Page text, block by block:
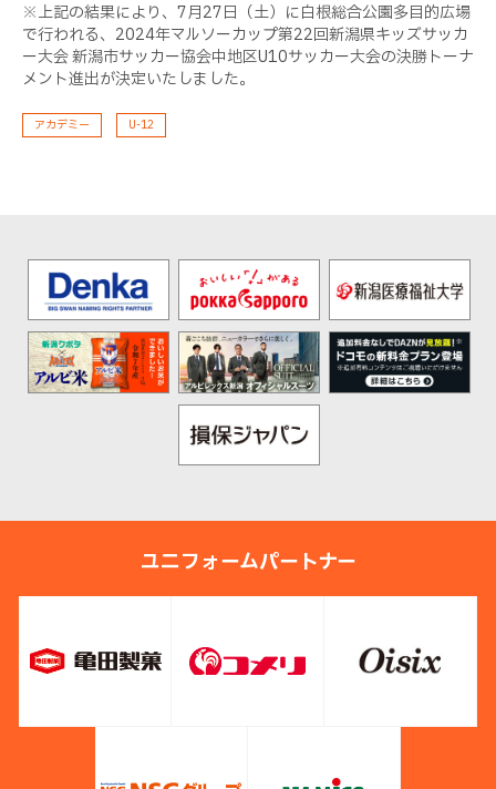
※上記の結果により、7月27日（土）に白根総合公園多目的広場
で行われる、2024年マルソーカップ第22回新潟県キッズサッカ
ー大会 新潟市サッカー協会中地区U10サッカー大会の決勝トーナ
メント進出が決定いたしました。
アカデミー U-12
ユニフォームパートナー